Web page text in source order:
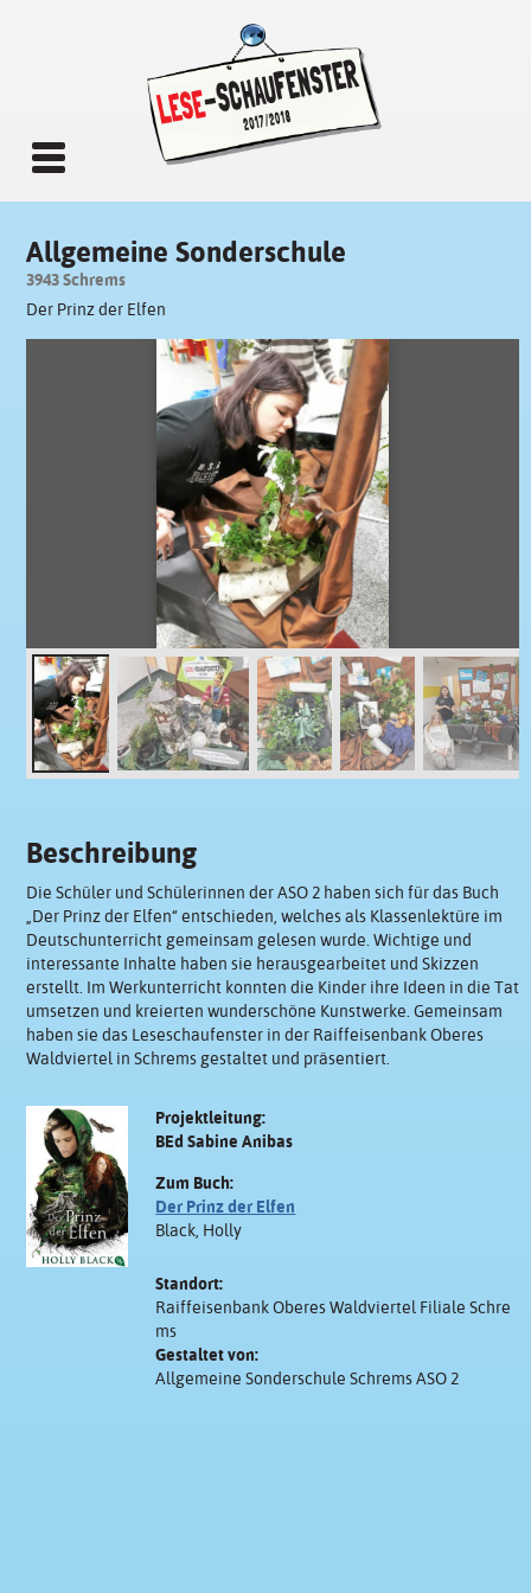
Allgemeine Sonderschule
3943 Schrems
Der Prinz der Elfen
Beschreibung
Die Schüler und Schülerinnen der ASO 2 haben sich für das Buch
„Der Prinz der Elfen“ entschieden, welches als Klassenlektüre im
Deutschunterricht gemeinsam gelesen wurde. Wichtige und
interessante Inhalte haben sie herausgearbeitet und Skizzen
erstellt. Im Werkunterricht konnten die Kinder ihre Ideen in die Tat
umsetzen und kreierten wunderschöne Kunstwerke. Gemeinsam
haben sie das Leseschaufenster in der Raiffeisenbank Oberes
Waldviertel in Schrems gestaltet und präsentiert.
Projektleitung:
BEd Sabine Anibas
Zum Buch:
Der Prinz der Elfen
Black, Holly
Standort:
Raiffeisenbank Oberes Waldviertel Filiale Schre
ms
Gestaltet von:
Allgemeine Sonderschule Schrems ASO 2